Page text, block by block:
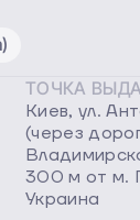
ТОЧКА
Киев, ул.
(через
300 м от м.
Украина